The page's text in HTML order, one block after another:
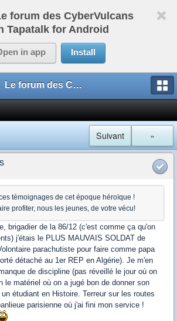
forum des CyberVulcans
Tapatalk for Android
in app Install
Le forum des CyberVulcans
»
Suivant
témoignages de cet époque héroïque !
profiter, nous les jeunes, de votre vécu!
brigadier de la 86/12 (c'est comme ça qu'on
j'étais le PLUS MAUVAIS SOLDAT de
parachutiste pour faire comme papa
détaché au 1er REP en Algérie). Je m'en
de discipline (pas réveillé le jour où on
le matériel où on a jugé bon de donner son
étudiant en Histoire. Terreur sur les routes
parisienne où j'ai fini mon service !